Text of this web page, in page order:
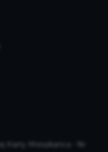
Karty Mieszkańca - Nr